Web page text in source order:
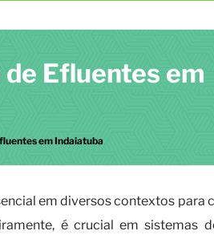
Efluentes em
em Indaiatuba
em diversos contextos para
é crucial em sistemas